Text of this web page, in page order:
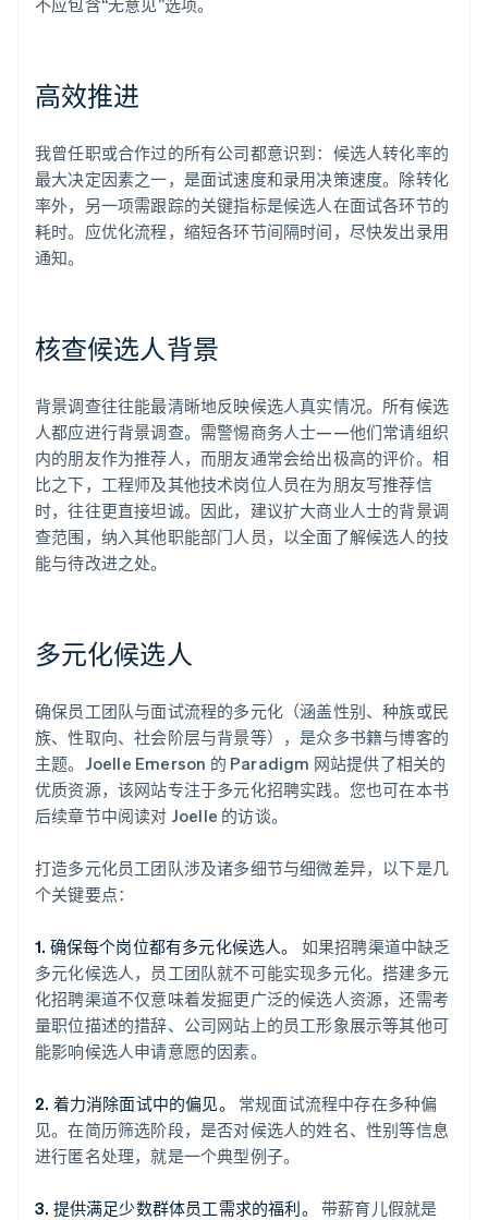
高效推进
我曾任职或合作过的所有公司都意识到：候选人转化率的
最大决定因素之一，是面试速度和录用决策速度。除转化
率外，另一项需跟踪的关键指标是候选人在面试各环节的
耗时。应优化流程，缩短各环节间隔时间，尽快发出录用
通知。
核查候选人背景
背景调查往往能最清晰地反映候选人真实情况。所有候选
人都应进行背景调查。需警惕商务人士——他们常请组织
内的朋友作为推荐人，而朋友通常会给出极高的评价。相
比之下，工程师及其他技术岗位人员在为朋友写推荐信
时，往往更直接坦诚。因此，建议扩大商业人士的背景调
查范围，纳入其他职能部门人员，以全面了解候选人的技
能与待改进之处。
多元化候选人
确保员工团队与面试流程的多元化（涵盖性别、种族或民
族、性取向、社会阶层与背景等），是众多书籍与博客的
主题。Joelle Emerson 的 Paradigm 网站提供了相关的
优质资源，该网站专注于多元化招聘实践。您也可在本书
后续章节中阅读对 Joelle 的访谈。
打造多元化员工团队涉及诸多细节与细微差异，以下是几
个关键要点：
1. 确保每个岗位都有多元化候选人。
如果招聘渠道中缺乏
多元化候选人，员工团队就不可能实现多元化。搭建多元
化招聘渠道不仅意味着发掘更广泛的候选人资源，还需考
量职位描述的措辞、公司网站上的员工形象展示等其他可
能影响候选人申请意愿的因素。
2. 着力消除面试中的偏见。
常规面试流程中存在多种偏
见。在简历筛选阶段，是否对候选人的姓名、性别等信息
进行匿名处理，就是一个典型例子。
3. 提供满足少数群体员工需求的福利。
带薪育儿假就是